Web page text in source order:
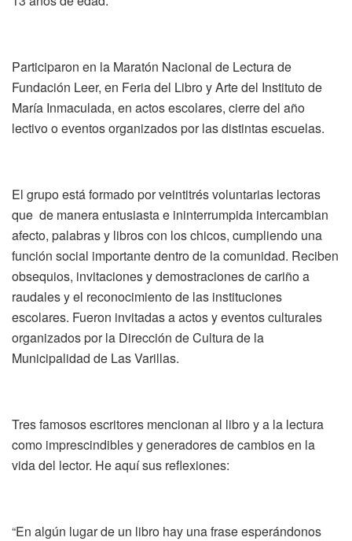
Participaron en la Maratón Nacional de Lectura de
Fundación Leer, en Feria del Libro y Arte del Instituto de
María Inmaculada, en actos escolares, cierre del año
lectivo o eventos organizados por las distintas escuelas.
El grupo está formado por veintitrés voluntarias lectoras
que de manera entusiasta e ininterrumpida intercambian
afecto, palabras y libros con los chicos, cumpliendo una
función social importante dentro de la comunidad. Reciben
obsequios, invitaciones y demostraciones de cariño a
raudales y el reconocimiento de las instituciones
escolares. Fueron invitadas a actos y eventos culturales
organizados por la Dirección de Cultura de la
Municipalidad de Las Varillas.
Tres famosos escritores mencionan al libro y a la lectura
como imprescindibles y generadores de cambios en la
vida del lector. He aquí sus reflexiones:
“En algún lugar de un libro hay una frase esperándonos